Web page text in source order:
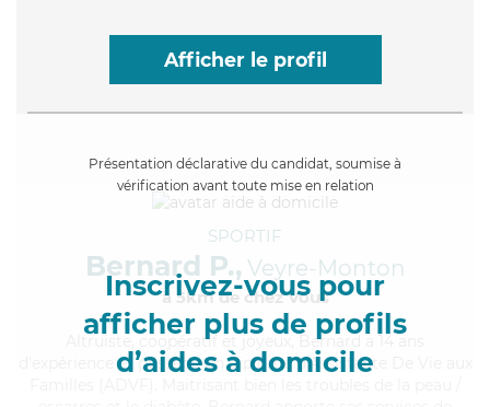
Afficher le profil
Présentation déclarative du candidat, soumise à
vérification avant toute mise en relation
Inscrivez-vous pour
afficher plus de profils
d’aides à domicile
SPORTIF
Bernard P., Veyre-Monton
à 5km de chez Vous
, coopératif et joyeux, Bernard a 14 ans
d'expérience et possède un diplôme d'Assistante De Vie aux